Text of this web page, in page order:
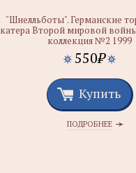
"Шнелльботы". Германские
катера Второй мировой
коллекция №2 1999
550₽
Купить
ПОДРОБНЕЕ